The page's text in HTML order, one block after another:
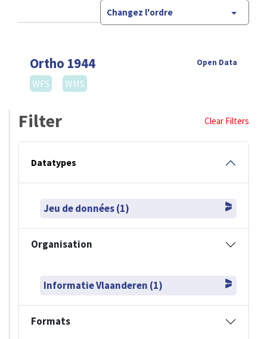
Changez l'ordre
Ortho 1944 Open Data
WFS WMS
Filter Clear Filters
Datatypes
Jeu de données (1)
Organisation
Informatie Vlaanderen (1)
Formats